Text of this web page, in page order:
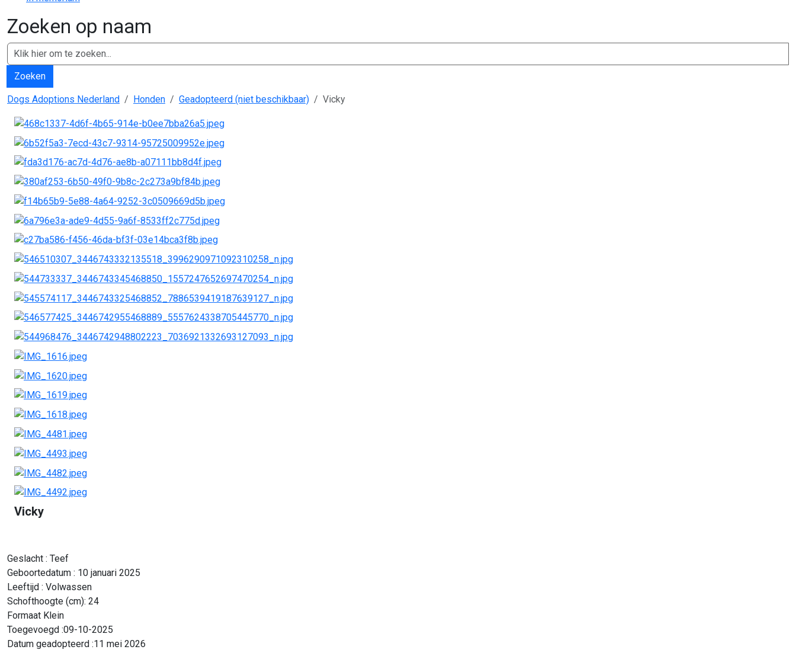
Zoeken op naam
Zoeken
Dogs Adoptions Nederland Honden Geadopteerd (niet beschikbaar) Vicky
Vicky
Geslacht : Teef
Geboortedatum : 10 januari 2025
Leeftijd : Volwassen
Schofthoogte (cm): 24
Formaat Klein
Toegevoegd :09-10-2025
Datum geadopteerd :11 mei 2026